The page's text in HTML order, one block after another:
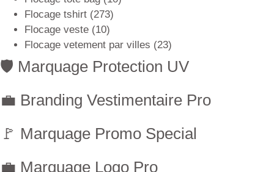
Flocage tshirt (273)
Flocage veste (10)
Flocage vetement par villes (23)
🛡 Marquage Protection UV
💼 Branding Vestimentaire Pro
🚩 Marquage Promo Special
💼 Marquage Logo Pro